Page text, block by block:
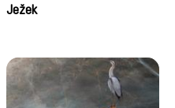
Laureau, Colombine Majou,
Ježek